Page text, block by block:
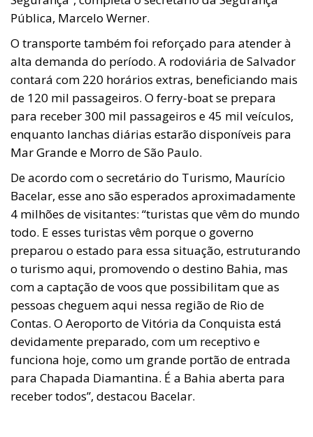
Pública, Marcelo Werner.
O transporte também foi reforçado para atender à
alta demanda do período. A rodoviária de Salvador
contará com 220 horários extras, beneficiando mais
de 120 mil passageiros. O ferry-boat se prepara
para receber 300 mil passageiros e 45 mil veículos,
enquanto lanchas diárias estarão disponíveis para
Mar Grande e Morro de São Paulo.
De acordo com o secretário do Turismo, Maurício
Bacelar, esse ano são esperados aproximadamente
4 milhões de visitantes: “turistas que vêm do mundo
todo. E esses turistas vêm porque o governo
preparou o estado para essa situação, estruturando
o turismo aqui, promovendo o destino Bahia, mas
com a captação de voos que possibilitam que as
pessoas cheguem aqui nessa região de Rio de
Contas. O Aeroporto de Vitória da Conquista está
devidamente preparado, com um receptivo e
funciona hoje, como um grande portão de entrada
para Chapada Diamantina. É a Bahia aberta para
receber todos”, destacou Bacelar.